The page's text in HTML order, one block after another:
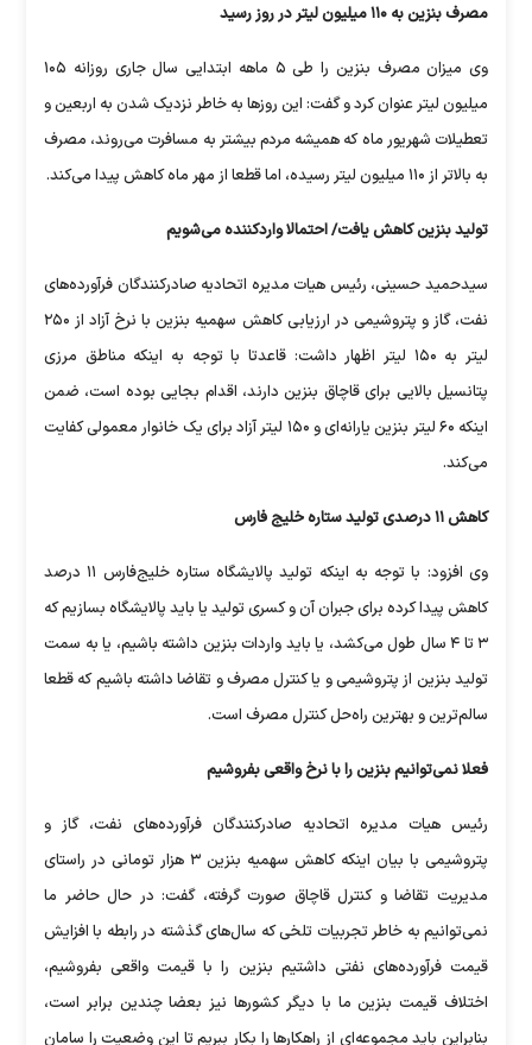
مصرف بنزین به ۱۱۰ میلیون لیتر در روز رسید
وی میزان مصرف بنزین را طی ۵ ماهه ابتدایی سال جاری روزانه ۱۰۵
میلیون لیتر عنوان کرد و گفت: این روز‌ها به خاطر نزدیک شدن به اربعین و
تعطیلات شهریور ماه که همیشه مردم بیشتر به مسافرت می‌روند، مصرف
به بالاتر از ۱۱۰ میلیون لیتر رسیده، اما قطعا از مهر ماه کاهش پیدا می‌کند.
تولید بنزین کاهش یافت/ احتمالا واردکننده می‌شویم
سیدحمید حسینی، رئیس هیات مدیره اتحادیه صادرکنندگان فرآورده‌های
نفت، گاز و پتروشیمی در ارزیابی کاهش سهمیه بنزین با نرخ آزاد از ۲۵۰
لیتر به ۱۵۰ لیتر اظهار داشت: قاعدتا با توجه به اینکه مناطق مرزی
پتانسیل بالایی برای قاچاق بنزین دارند، اقدام بجایی بوده است، ضمن
اینکه ۶۰ لیتر بنزین یارانه‌ای و ۱۵۰ لیتر آزاد برای یک خانوار معمولی کفایت
می‌کند.
کاهش ۱۱ درصدی تولید ستاره خلیج فارس
وی افزود: با توجه به اینکه تولید پالایشگاه ستاره خلیج‌فارس ۱۱ درصد
کاهش پیدا کرده برای جبران آن و کسری تولید یا باید پالایشگاه بسازیم که
۳ تا ۴ سال طول می‌کشد، یا باید واردات بنزین داشته باشیم، یا به سمت
تولید بنزین از پتروشیمی و یا کنترل مصرف و تقاضا داشته باشیم که قطعا
سالم‌ترین و بهترین راه‌حل کنترل مصرف است.
فعلا نمی‌توانیم بنزین را با نرخ واقعی بفروشیم
رئیس هیات مدیره اتحادیه صادرکنندگان فرآورده‌های نفت، گاز و
پتروشیمی با بیان اینکه کاهش سهمیه بنزین ۳ هزار تومانی در راستای
مدیریت تقاضا و کنترل قاچاق صورت گرفته، گفت: در حال حاضر ما
نمی‌توانیم به خاطر تجربیات تلخی که سال‌های گذشته در رابطه با افزایش
قیمت فرآورده‌های نفتی داشتیم بنزین را با قیمت واقعی بفروشیم،
اختلاف قیمت بنزین ما با دیگر کشور‌ها نیز بعضا چندین برابر است،
بنابراین باید مجموعه‌ای از راهکار‌ها را بکار ببریم تا این وضعیت را سامان